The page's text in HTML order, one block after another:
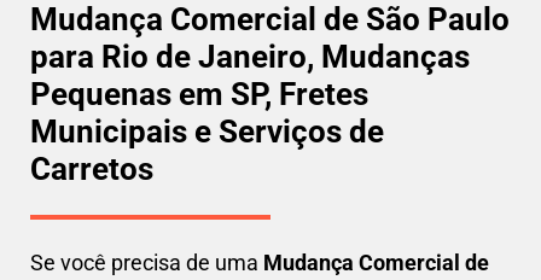
Mudança Comercial de São Paulo
para Rio de Janeiro, Mudanças
Pequenas em SP, Fretes
Municipais e Serviços de
Carretos
Se você precisa de uma Mudança Comercial de